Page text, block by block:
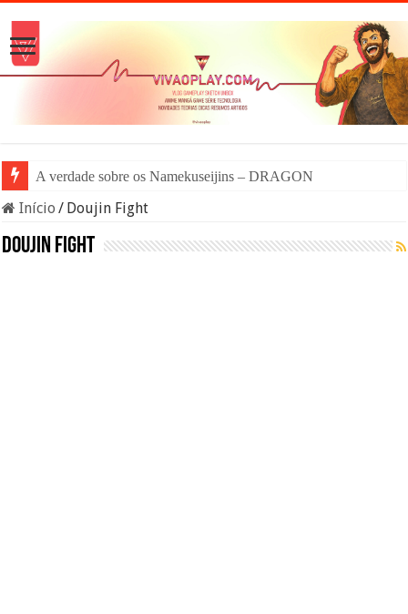
A verdade sobre os Namekuseijins – DRAGON BALL #News
Início / Doujin Fight
Doujin Fight